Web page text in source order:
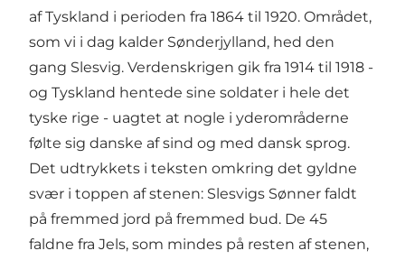
af Tyskland i perioden fra 1864 til 1920. Området,
som vi i dag kalder Sønderjylland, hed den
gang Slesvig. Verdenskrigen gik fra 1914 til 1918 -
og Tyskland hentede sine soldater i hele det
tyske rige - uagtet at nogle i yderområderne
følte sig danske af sind og med dansk sprog.
Det udtrykkets i teksten omkring det gyldne
svær i toppen af stenen: Slesvigs Sønner faldt
på fremmed jord på fremmed bud. De 45
faldne fra Jels, som mindes på resten af stenen,